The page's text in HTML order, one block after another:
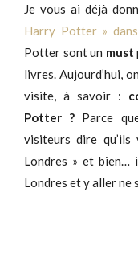
Je vous ai déjà
Harry Potter »
Potter sont un must
livres. Aujourd’hui,
visite, à savoir :
Potter ?Parce
visiteurs dire
Londres » et bien…
Londres et y aller ne